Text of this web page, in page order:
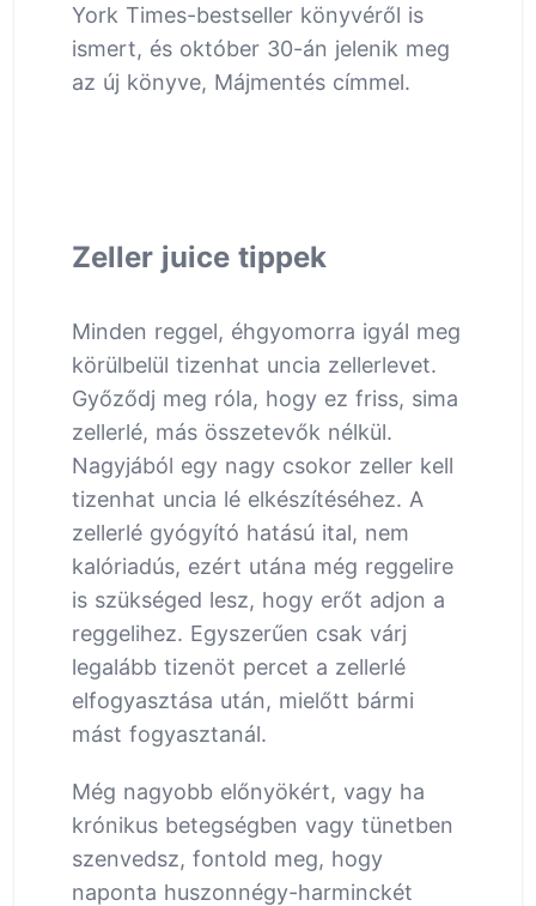
York Times-bestseller könyvéről is
ismert, és október 30-án jelenik meg
az új könyve, Májmentés címmel.
Zeller juice tippek
Minden reggel, éhgyomorra igyál meg
körülbelül tizenhat uncia zellerlevet.
Győződj meg róla, hogy ez friss, sima
zellerlé, más összetevők nélkül.
Nagyjából egy nagy csokor zeller kell
tizenhat uncia lé elkészítéséhez. A
zellerlé gyógyító hatású ital, nem
kalóriadús, ezért utána még reggelire
is szükséged lesz, hogy erőt adjon a
reggelihez. Egyszerűen csak várj
legalább tizenöt percet a zellerlé
elfogyasztása után, mielőtt bármi
mást fogyasztanál.
Még nagyobb előnyökért, vagy ha
krónikus betegségben vagy tünetben
szenvedsz, fontold meg, hogy
naponta huszonnégy-harminckét